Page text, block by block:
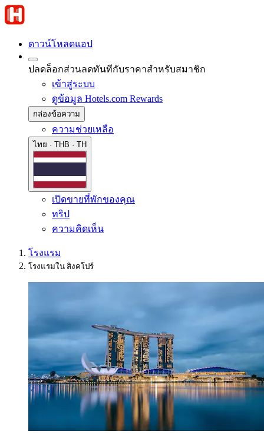
ดาวน์โหลดแอป
ปลดล็อกส่วนลดทันทีกับราคาสำหรับสมาชิก
เข้าสู่ระบบ
ดูข้อมูล Hotels.com Rewards
กล่องข้อความ
ความช่วยเหลือ
ไทย · THB · TH
เปิดขายที่พักของคุณ
ทริป
ความคิดเห็น
โรงแรม
โรงแรมใน สิงคโปร์